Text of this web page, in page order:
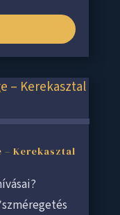
– Kerekasztal